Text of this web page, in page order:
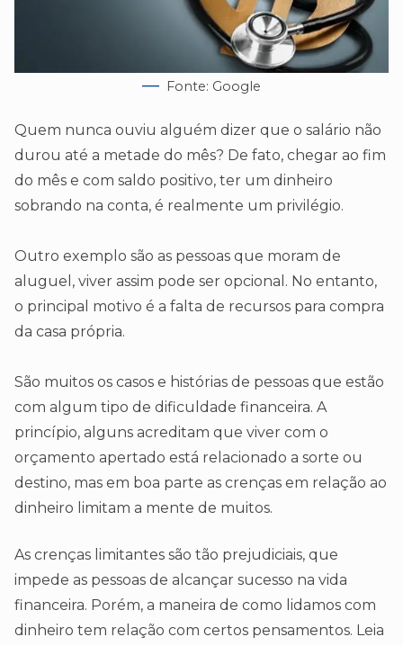
Fonte: Google
Quem nunca ouviu alguém dizer que o salário não
durou até a metade do mês? De fato, chegar ao fim
do mês e com saldo positivo, ter um dinheiro
sobrando na conta, é realmente um privilégio.
Outro exemplo são as pessoas que moram de
aluguel, viver assim pode ser opcional. No entanto,
o principal motivo é a falta de recursos para compra
da casa própria.
São muitos os casos e histórias de pessoas que estão
com algum tipo de dificuldade financeira. A
princípio, alguns acreditam que viver com o
orçamento apertado está relacionado a sorte ou
destino, mas em boa parte as crenças em relação ao
dinheiro limitam a mente de muitos.
As crenças limitantes são tão prejudiciais, que
impede as pessoas de alcançar sucesso na vida
financeira. Porém, a maneira de como lidamos com
dinheiro tem relação com certos pensamentos. Leia